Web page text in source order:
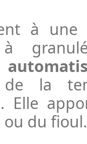
à
à
de la
Elle
ou du fioul.